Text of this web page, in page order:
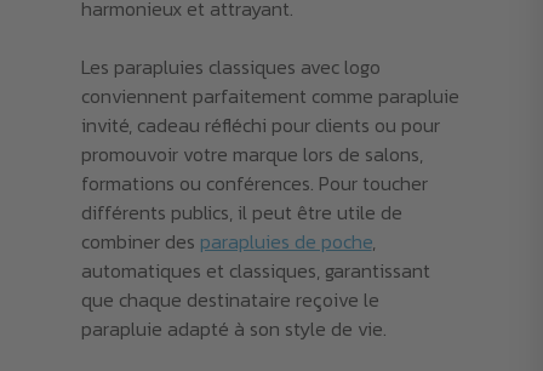
harmonieux et attrayant.
Les parapluies classiques avec logo
conviennent parfaitement comme parapluie
invité, cadeau réfléchi pour clients ou pour
promouvoir votre marque lors de salons,
formations ou conférences. Pour toucher
différents publics, il peut être utile de
combiner des parapluies de poche,
automatiques et classiques, garantissant
que chaque destinataire reçoive le
parapluie adapté à son style de vie.